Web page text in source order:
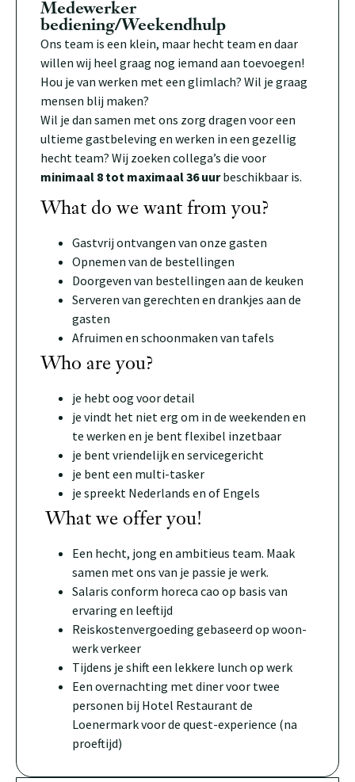
Medewerker
bediening/Weekendhulp
Ons team is een klein, maar hecht team en daar
willen wij heel graag nog iemand aan toevoegen!
Hou je van werken met een glimlach? Wil je graag
mensen blij maken?
Wil je dan samen met ons zorg dragen voor een
ultieme gastbeleving en werken in een gezellig
hecht team? Wij zoeken collega’s die voor
minimaal 8 tot maximaal 36 uurbeschikbaar is.
What do we want from you?
Gastvrij ontvangen van onze gasten
Opnemen van de bestellingen
Doorgeven van bestellingen aan de keuken
Serveren van gerechten en drankjes aan de
gasten
Afruimen en schoonmaken van tafels
Who are you?
je hebt oog voor detail
je vindt het niet erg om in de weekenden en
te werken en je bent flexibel inzetbaar
je bent vriendelijk en servicegericht
je bent een multi-tasker
je spreekt Nederlands en of Engels
What we offer you!
Een hecht, jong en ambitieus team. Maak
samen met ons van je passie je werk.
Salaris conform horeca cao op basis van
ervaring en leeftijd
Reiskostenvergoeding gebaseerd op woon-
werk verkeer
Tijdens je shift een lekkere lunch op werk
Een overnachting met diner voor twee
personen bij Hotel Restaurant de
Loenermark voor de quest-experience (na
proeftijd)